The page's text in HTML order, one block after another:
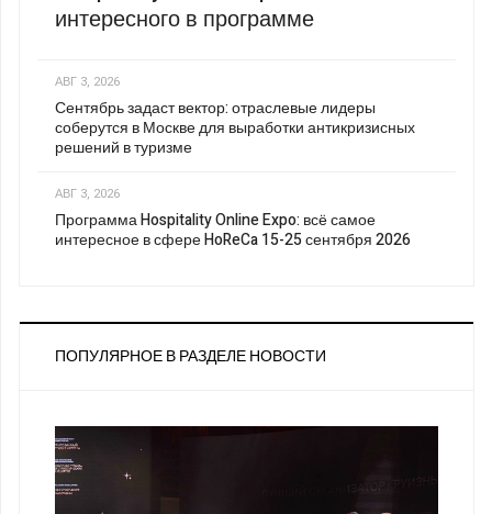
интересного в программе
АВГ 3, 2026
Сентябрь задаст вектор: отраслевые лидеры
соберутся в Москве для выработки антикризисных
решений в туризме
АВГ 3, 2026
Программа Hospitality Online Expo: всё самое
интересное в сфере HoReCa 15-25 сентября 2026
ПОПУЛЯРНОЕ В РАЗДЕЛЕ НОВОСТИ